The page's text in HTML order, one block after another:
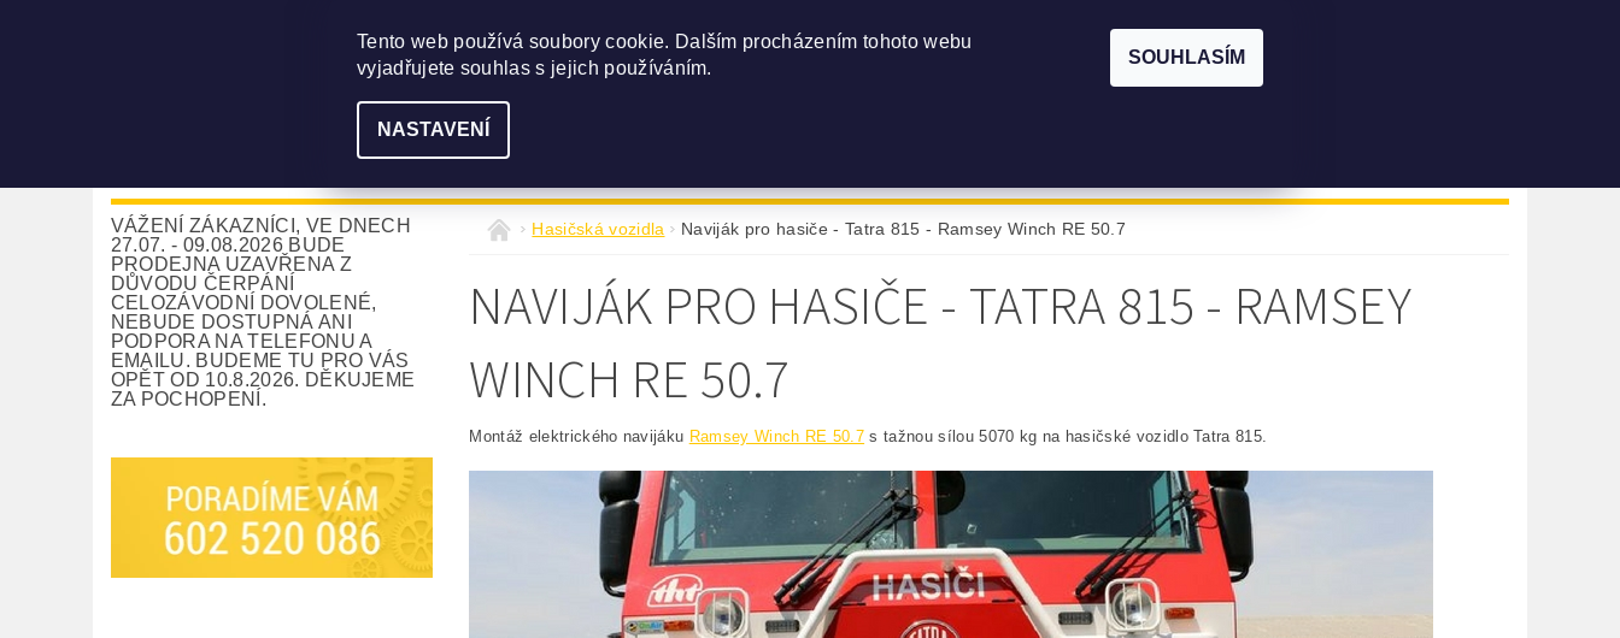
(+420) 602 520 086 seal@seal-navijaky.cz
VÁŽENÍ ZÁKAZNÍCI, VE DNECH
27.07. - 09.08.2026 BUDE
PRODEJNA UZAVŘENA Z
DŮVODU ČERPÁNÍ
CELOZÁVODNÍ DOVOLENÉ,
NEBUDE DOSTUPNÁ ANI
PODPORA NA TELEFONU A
EMAILU. BUDEME TU PRO VÁS
OPĚT OD 10.8.2026. DĚKUJEME
ZA POCHOPENÍ.
Hasičská vozidla Naviják pro hasiče - Tatra 815 - Ramsey Winch RE 50.7
NAVIJÁK PRO HASIČE - TATRA 815 - RAMSEY
WINCH RE 50.7
Montáž elektrického navijáku Ramsey Winch RE 50.7 s tažnou sílou 5070 kg na hasičské vozidlo Tatra 815.
Tento web používá soubory cookie. Dalším procházením tohoto webu
vyjadřujete souhlas s jejich používáním.
NASTAVENÍ
SOUHLASÍM